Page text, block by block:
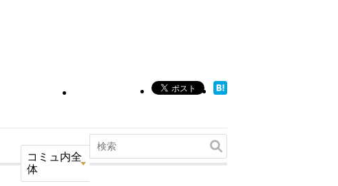
コミュ内全
体